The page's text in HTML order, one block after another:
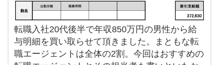
転職入社20代後半で年収850万円の男性から給
与明細を買い取らせて頂きました。まともな転
職エージェントは全体の2割。今回はおすすめの